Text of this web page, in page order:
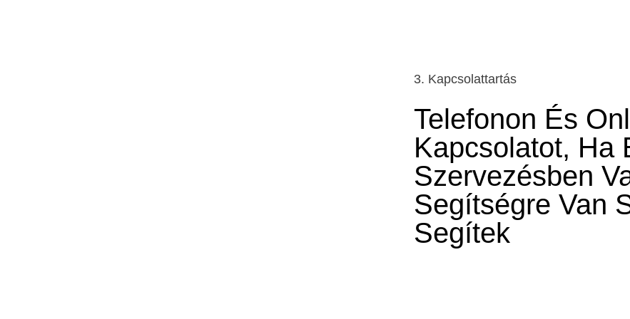
3. Kapcsolattartás
Telefonon És
Kapcsolatot, Ha
Szervezésben
Segítségre Van
Segítek